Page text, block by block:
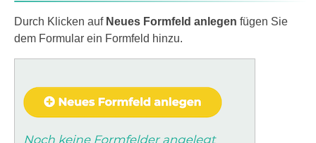
Durch Klicken auf Neues Formfeld anlegen fügen Sie
dem Formular ein Formfeld hinzu.